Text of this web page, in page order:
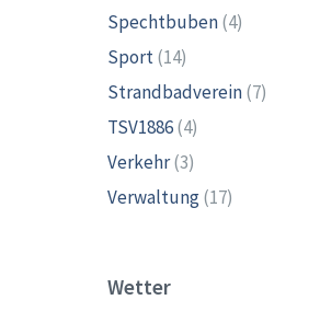
Spechtbuben(4)
Sport(14)
Strandbadverein(7)
TSV1886(4)
Verkehr(3)
Verwaltung(17)
Wetter